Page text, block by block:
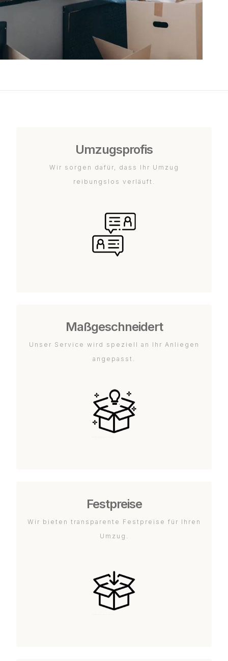
Umzugsprofis
Wir sorgen dafür, dass Ihr Umzug
reibungslos verläuft.
Maßgeschneidert
Unser Service wird speziell an Ihr Anliegen
angepasst.
Festpreise
Wir bieten transparente Festpreise für Ihren
Umzug.